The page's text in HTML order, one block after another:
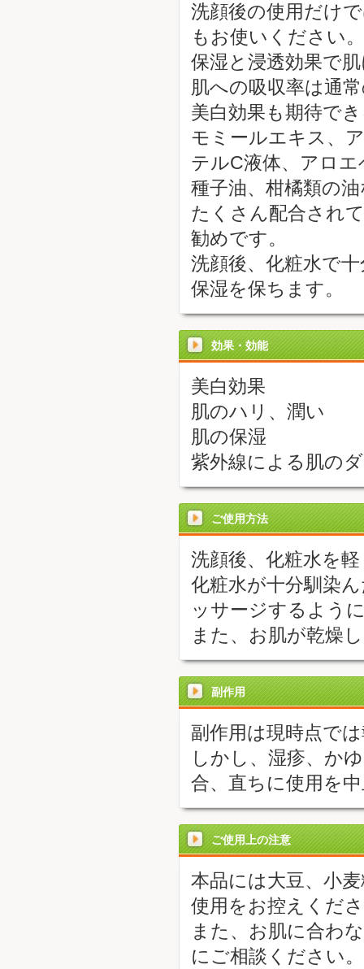
洗顔後の使用だけ
もお使いください。
保湿と浸透効果で
肌への吸収率は通
美白効果も期待で
モミールエキス、
テルC液体、アロ
種子油、柑橘類の
たくさん配合され
勧めです。
洗顔後、化粧水で
保湿を保ちます。
効果・効能
美白効果
肌のハリ、潤い
肌の保湿
紫外線による肌の
ご使用方法
洗顔後、化粧水を
化粧水が十分馴染
ッサージするよう
また、お肌が乾燥
副作用
副作用は現時点で
しかし、湿疹、か
合、直ちに使用を
ご使用上の注意
本品には大豆、小
使用をお控えくだ
また、お肌に合わ
にご相談ください。